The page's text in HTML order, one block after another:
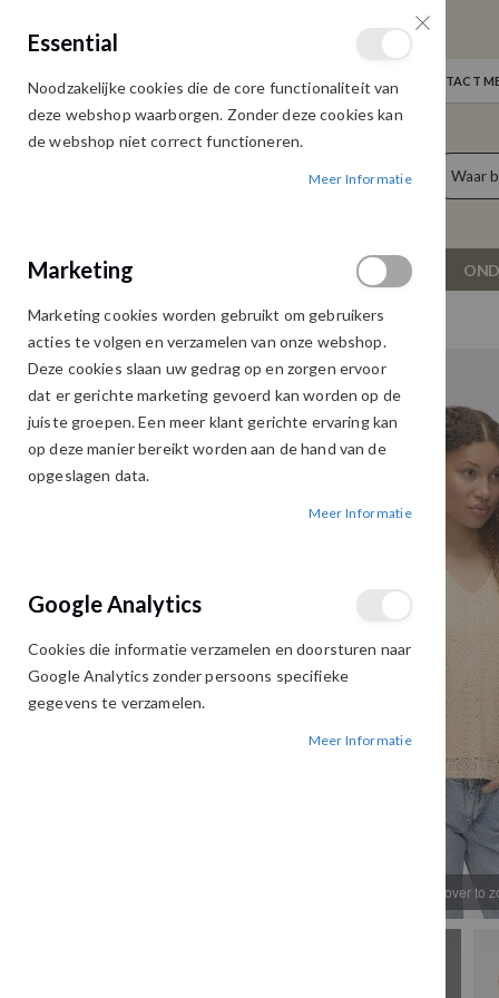
Ga
naar
de
WELKOM NIEUWS INLOGGEN NEEM CONTACT
Cart
DAMESKLEDING
VERO MODA MAYA TOP BIRCH
Ga
naar
einde
Ga
naar
begin
Hover to
Essential
Noodzakelijke cookies die de core functionaliteit van
deze webshop waarborgen. Zonder deze cookies kan
de webshop niet correct functioneren.
Meer Informatie
Marketing
Marketing cookies worden gebruikt om gebruikers
acties te volgen en verzamelen van onze webshop.
Deze cookies slaan uw gedrag op en zorgen ervoor
dat er gerichte marketing gevoerd kan worden op de
juiste groepen. Een meer klant gerichte ervaring kan
op deze manier bereikt worden aan de hand van de
opgeslagen data.
Meer Informatie
Google Analytics
Cookies die informatie verzamelen en doorsturen naar
Google Analytics zonder persoons specifieke
gegevens te verzamelen.
Meer Informatie